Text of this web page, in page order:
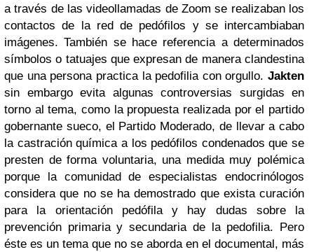
a través de las videollamadas de Zoom se realizaban los
contactos de la red de pedófilos y se intercambiaban
imágenes. También se hace referencia a determinados
símbolos o tatuajes que expresan de manera clandestina
que una persona practica la pedofilia con orgullo. Jakten
sin embargo evita algunas controversias surgidas en
torno al tema, como la propuesta realizada por el partido
gobernante sueco, el Partido Moderado, de llevar a cabo
la castración química a los pedófilos condenados que se
presten de forma voluntaria, una medida muy polémica
porque la comunidad de especialistas endocrinólogos
considera que no se ha demostrado que exista curación
para la orientación pedófila y hay dudas sobre la
prevención primaria y secundaria de la pedofilia. Pero
éste es un tema que no se aborda en el documental, más